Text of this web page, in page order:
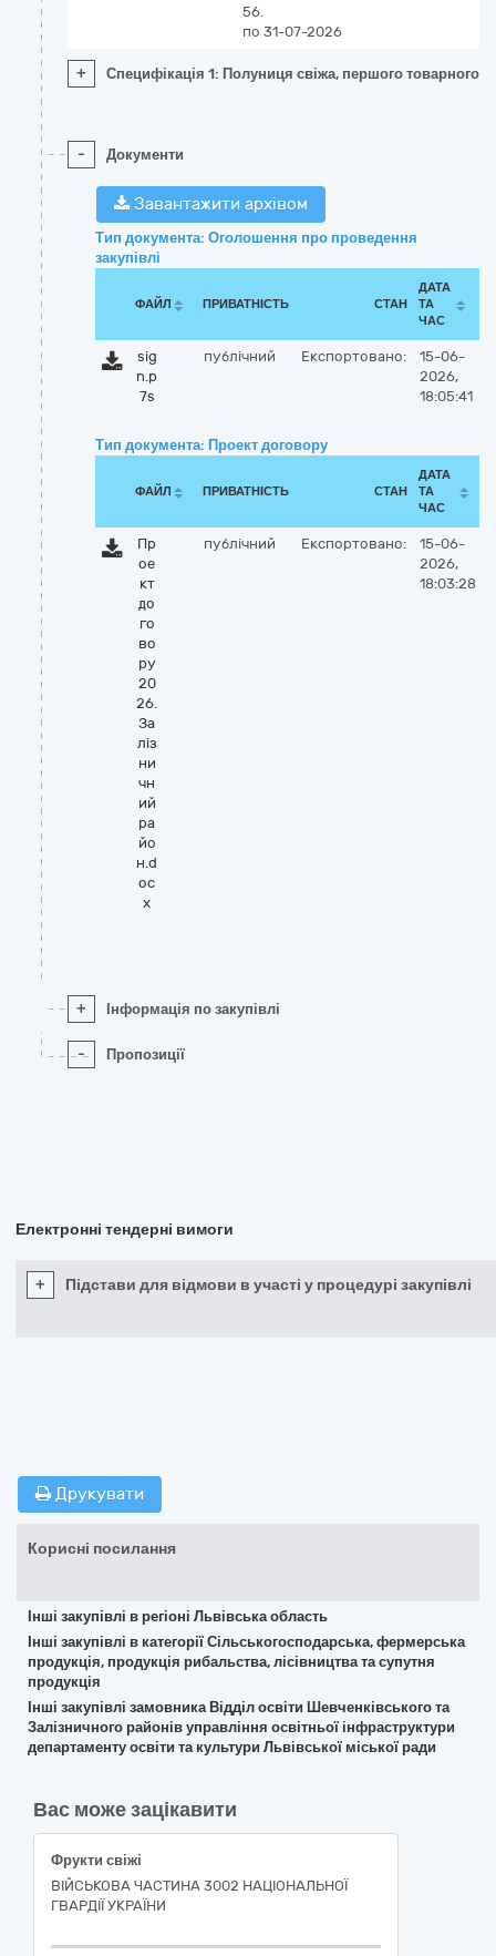
56.
по 31-07-2026
+ Специфікація 1: Полуниця свіжа, першого товарного
- Документи
Завантажити архівом
Тип документа: Оголошення про проведення
закупівлі
ФАЙЛ ПРИВАТНІСТЬ СТАН
ДАТА
ТА
ЧАС
sig
n.p
7s
публічний Експортовано:
15-06-
2026,
18:05:41
Тип документа: Проект договору
ФАЙЛ ПРИВАТНІСТЬ СТАН
ДАТА
ТА
ЧАС
Пр
ое
кт
до
го
во
ру
20
26.
За
ліз
ни
чн
ий
ра
йо
н.d
oc
x
публічний Експортовано:
15-06-
2026,
18:03:28
+ Інформація по закупівлі
- Пропозиції
Електронні тендерні вимоги
+ Підстави для відмови в участі у процедурі закупівлі
Друкувати
Корисні посилання
Інші закупівлі в регіоні Львівська область
Інші закупівлі в категорії Сільськогосподарська, фермерська
продукція, продукція рибальства, лісівництва та супутня
продукція
Інші закупівлі замовника Відділ освіти Шевченківського та
Залізничного районів управління освітньої інфраструктури
департаменту освіти та культури Львівської міської ради
Вас може зацікавити
Фрукти свіжі
ВІЙСЬКОВА ЧАСТИНА 3002 НАЦІОНАЛЬНОЇ
ГВАРДІЇ УКРАЇНИ